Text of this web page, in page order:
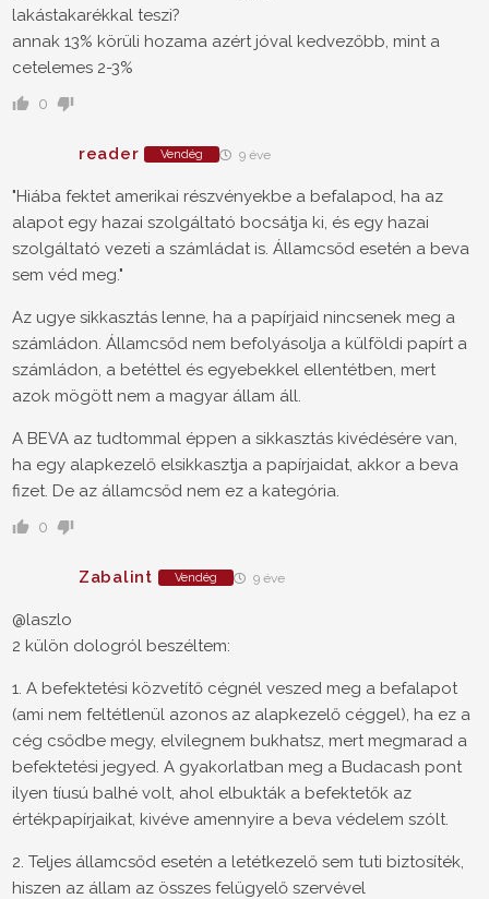
lakástakarékkal teszi?
annak 13% körüli hozama azért jóval kedvezőbb, mint a
cetelemes 2-3%
0
reader Vendég 9 éve
"Hiába fektet amerikai részvényekbe a befalapod, ha az
alapot egy hazai szolgáltató bocsátja ki, és egy hazai
szolgáltató vezeti a számládat is. Államcsőd esetén a beva
sem véd meg."
Az ugye sikkasztás lenne, ha a papírjaid nincsenek meg a
számládon. Államcsőd nem befolyásolja a külföldi papírt a
számládon, a betéttel és egyebekkel ellentétben, mert
azok mögött nem a magyar állam áll.
A BEVA az tudtommal éppen a sikkasztás kivédésére van,
ha egy alapkezelő elsikkasztja a papírjaidat, akkor a beva
fizet. De az államcsőd nem ez a kategória.
0
Zabalint Vendég 9 éve
@laszlo
2 külön dologról beszéltem:
1. A befektetési közvetítő cégnél veszed meg a befalapot
(ami nem feltétlenül azonos az alapkezelő céggel), ha ez a
cég csődbe megy, elvilegnem bukhatsz, mert megmarad a
befektetési jegyed. A gyakorlatban meg a Budacash pont
ilyen tíusú balhé volt, ahol elbukták a befektetők az
értékpapírjaikat, kivéve amennyire a beva védelem szólt.
2. Teljes államcsőd esetén a letétkezelő sem tuti biztosíték,
hiszen az állam az összes felügyelő szervével